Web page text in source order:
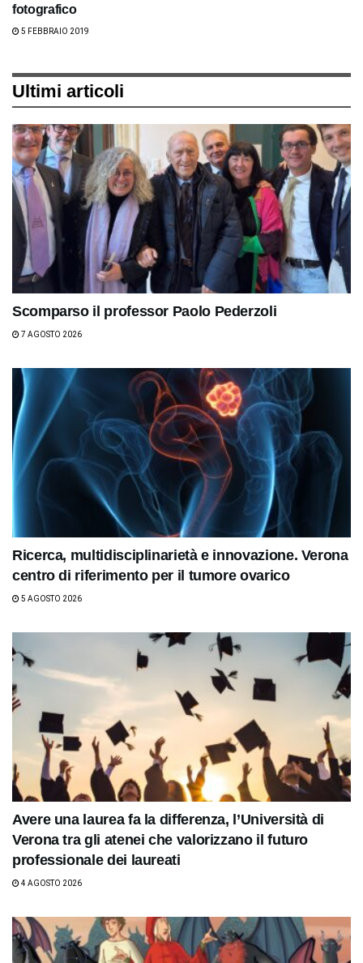
fotografico
5 FEBBRAIO 2019
Ultimi articoli
Scomparso il professor Paolo Pederzoli
7 AGOSTO 2026
Ricerca, multidisciplinarietà e innovazione. Verona
centro di riferimento per il tumore ovarico
5 AGOSTO 2026
Avere una laurea fa la differenza, l’Università di
Verona tra gli atenei che valorizzano il futuro
professionale dei laureati
4 AGOSTO 2026